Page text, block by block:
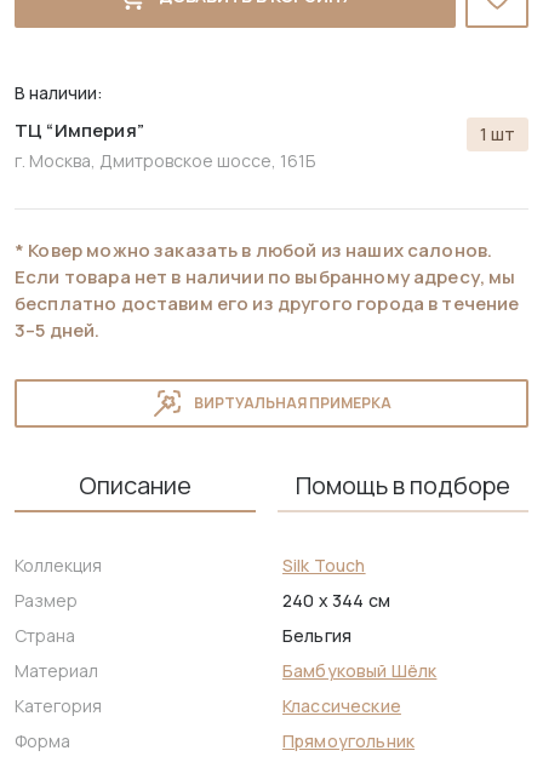
В наличии:
ТЦ “Империя”
г. Москва, Дмитровское шоссе, 161Б
1 шт
* Ковер можно заказать в любой из наших салонов.
Если товара нет в наличии по выбранному адресу, мы
бесплатно доставим его из другого города в течение
3–5 дней.
ВИРТУАЛЬНАЯ ПРИМЕРКА
Описание Помощь в подборе
Коллекция
Silk Touch
Размер
240 x 344 см
Страна
Бельгия
Материал
Бамбуковый Шёлк
Категория
Классические
Форма
Прямоугольник